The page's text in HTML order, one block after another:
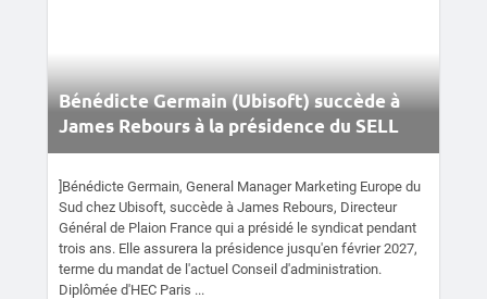
Bénédicte Germain (Ubisoft) succède à
James Rebours à la présidence du SELL
]Bénédicte Germain, General Manager Marketing Europe du
Sud chez Ubisoft, succède à James Rebours, Directeur
Général de Plaion France qui a présidé le syndicat pendant
trois ans. Elle assurera la présidence jusqu'en février 2027,
terme du mandat de l'actuel Conseil d'administration.
Diplômée d'HEC Paris ...